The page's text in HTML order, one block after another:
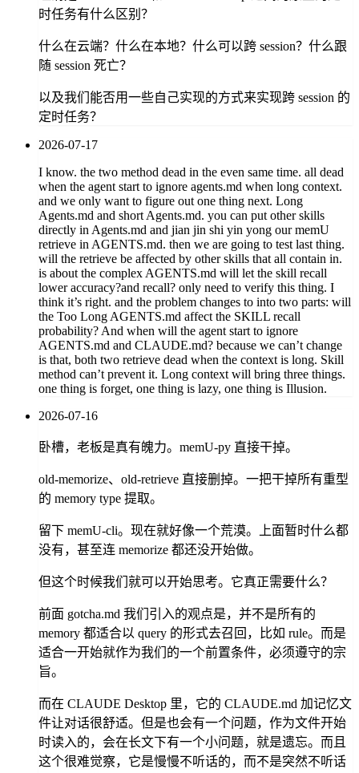
时任务有什么区别？
什么在云端？什么在本地？什么可以跨 session？什么跟
随 session 死亡？
以及我们能否用一些自己实现的方式来实现跨 session 的
定时任务？
2026-07-17
I know. the two method dead in the even same time. all dead
when the agent start to ignore agents.md when long context.
and we only want to figure out one thing next. Long
Agents.md and short Agents.md. you can put other skills
directly in Agents.md and jian jin shi yin yong our memU
retrieve in AGENTS.md. then we are going to test last thing.
will the retrieve be affected by other skills that all contain in.
is about the complex AGENTS.md will let the skill recall
lower accuracy?and recall? only need to verify this thing. I
think it’s right. and the problem changes to into two parts: will
the Too Long AGENTS.md affect the SKILL recall
probability? And when will the agent start to ignore
AGENTS.md and CLAUDE.md? because we can’t change
is that, both two retrieve dead when the context is long. Skill
method can’t prevent it. Long context will bring three things.
one thing is forget, one thing is lazy, one thing is Illusion.
2026-07-16
卧槽，老板是真有魄力。memU-py 直接干掉。
old-memorize、old-retrieve 直接删掉。一把干掉所有重型
的 memory type 提取。
留下 memU-cli。现在就好像一个荒漠。上面暂时什么都
没有，甚至连 memorize 都还没开始做。
但这个时候我们就可以开始思考。它真正需要什么？
前面 gotcha.md 我们引入的观点是，并不是所有的
memory 都适合以 query 的形式去召回，比如 rule。而是
适合一开始就作为我们的一个前置条件，必须遵守的宗
旨。
而在 CLAUDE Desktop 里，它的 CLAUDE.md 加记忆文
件让对话很舒适。但是也会有一个问题，作为文件开始
时读入的，会在长文下有一个小问题，就是遗忘。而且
这个很难觉察，它是慢慢不听话的，而不是突然不听话